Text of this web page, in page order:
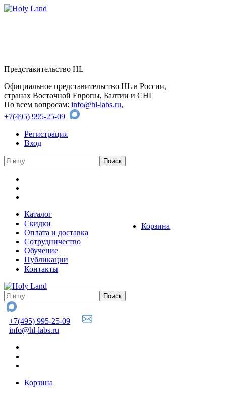
Представительство HL
Официальное представительство HL в России,
странах Восточной Европы, Балтии и СНГ
По всем вопросам: info@hl-labs.ru,
+7(495) 995-25-09
Регистрация
Вход
Корзина
Каталог
Скидки
Оплата и доставка
Сотрудничество
Обучение
Публикации
Контакты
+7(495) 995-25-09
info@hl-labs.ru
Корзина